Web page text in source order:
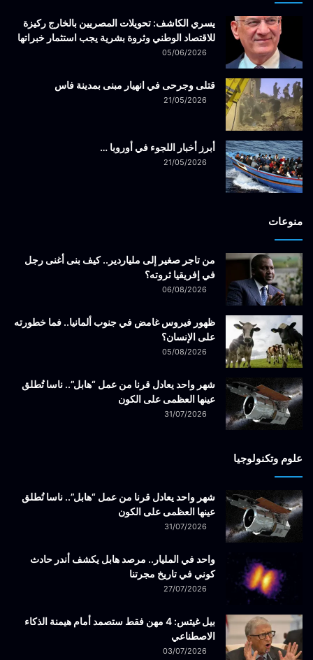
يسري الكاشف: تحويلات المصريين بالخارج ركيزة
للاقتصاد الوطني وثروة بشرية يجب استثمار خبراتها
05/06/2026
قتلى وجرحى في انهيار مبنى بمدينة فاس
21/05/2026
أبرز أخبار اللجوء في أوروبا …
21/05/2026
منوعات
من تاجر صغير إلى ملياردير.. كيف بنى أغنى رجل
في إفريقيا ثروته؟
06/08/2026
ظهور فيروس غامض في جنوب ألمانيا.. فما خطورته
على الإنسان؟
05/08/2026
شهر واحد يعادل قرنا من عمل “هابل”.. ناسا تُطلق
عينها العظمى على الكون
31/07/2026
علوم وتكنولوجيا
شهر واحد يعادل قرنا من عمل “هابل”.. ناسا تُطلق
عينها العظمى على الكون
31/07/2026
واحد في المليار.. مرصد هابل يكشف أندر حادث
كوني في تاريخ مجرتنا
27/07/2026
بيل غيتس: 4 مهن فقط ستصمد أمام هيمنة الذكاء
الاصطناعي
03/07/2026